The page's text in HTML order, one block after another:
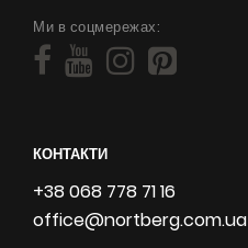
Ми в соцмережах:
КОНТАКТИ
+38 068 778 71 16
office@nortberg.com.ua